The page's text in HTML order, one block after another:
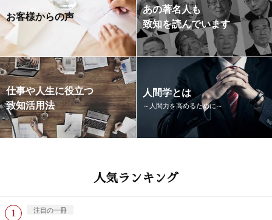
お客様からの声
あの著名人も
致知を読んでいます
仕事や人生に役立つ
致知活用法
人間学とは
～人間力を高めるために～
人気ランキング
注目の一冊